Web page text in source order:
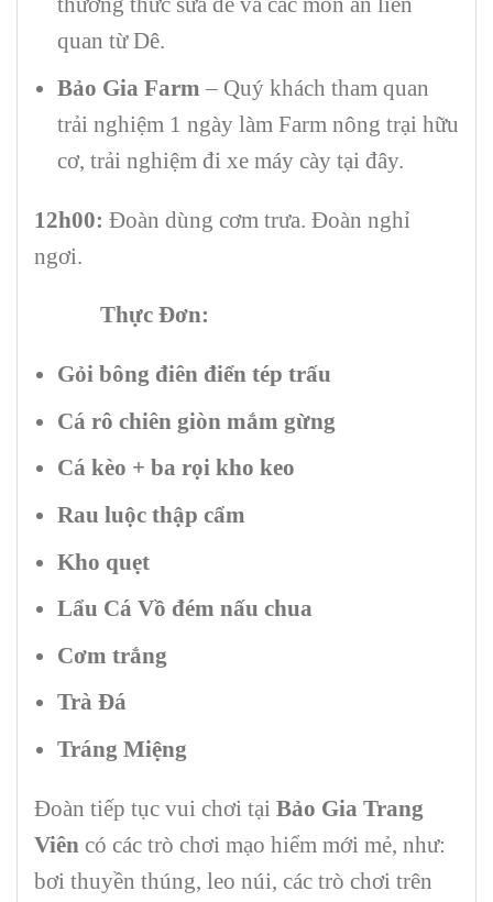
quan từ Dê.
Bảo Gia Farm – Quý khách tham quan
trải nghiệm 1 ngày làm Farm nông trại hữu
cơ, trải nghiệm đi xe máy cày tại đây.
1 2h00: Đoàn dùng cơm trưa. Đoàn nghỉ
ngơi.
Thực Đơn:
Gỏi bông điên điển tép trấu
Cá rô chiên giòn mắm gừng
Cá kèo + ba rọi kho keo
Rau luộc thập cẩm
Kho quẹt
Lẩu Cá Vồ đém nấu chua
Cơm trắng
Trà Đá
Tráng Miệng
Đoàn tiếp tục vui chơi tại Bảo Gia Trang
Viên có các trò chơi mạo hiểm mới mẻ, như:
bơi thuyền thúng, leo núi, các trò chơi trên